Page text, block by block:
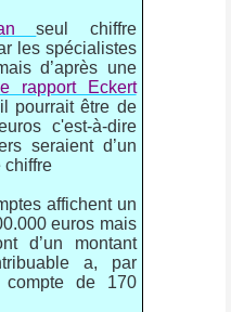
seul chiffre
les spécialistes
d’après une
le rapport Eckert
il pourrait être de
c'est-à-dire
seraient d’un
chiffre
affichent un
euros mais
d’un montant
a, par
compte de 170